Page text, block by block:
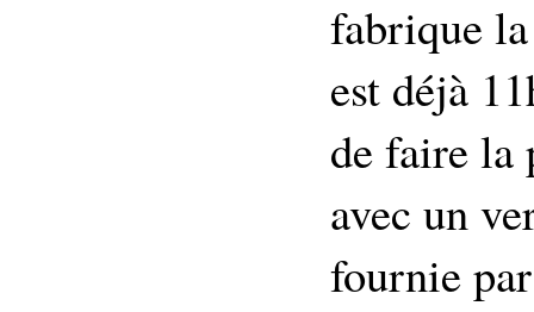
fabrique
est déjà
de faire la
avec un
fournie